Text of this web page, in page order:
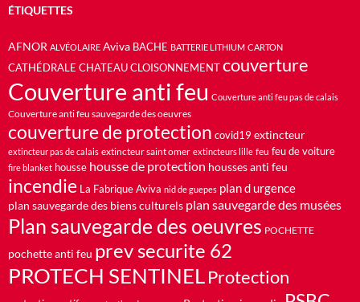
ÉTIQUETTES
AFNOR ALVÉOLAIRE Aviva BACHE BATTERIE LITHIUM CARTON
CATHÉDRALE CHATEAU CLOISONNEMENT couverture
Couverture anti feu Couverture anti feu pas de calais
Couverture anti feu sauvegarde des oeuvres
couverture de protection covid19 extincteur
extincteur pas de calais extincteur saint omer extincteurs lille feu feu de voiture
fire blanket housse housse de protection housses anti feu
incendie La Fabrique Aviva nid de guepes plan d urgence
plan sauvegarde des biens culturels plan sauvegarde des musées
Plan sauvegarde des oeuvres POCHETTE
pochette anti feu prev securite 62
PROTECH SENTINELProtection